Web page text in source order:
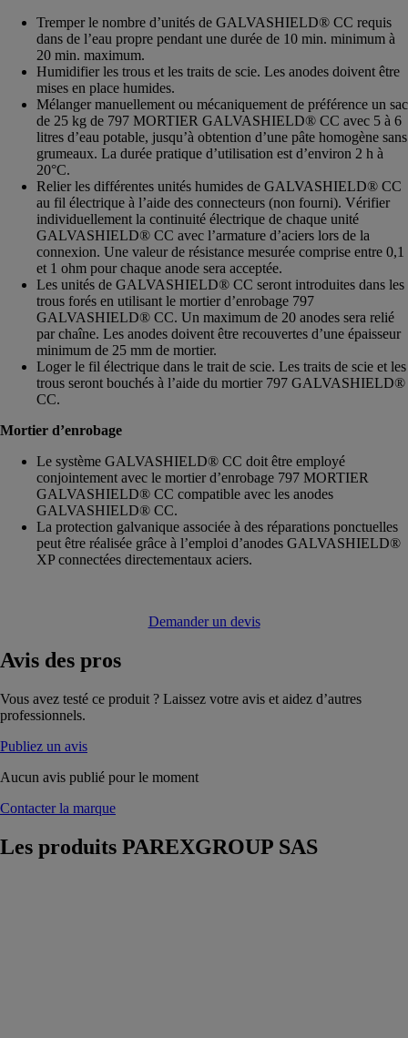
Tremper le nombre d’unités de GALVASHIELD® CC requis
dans de l’eau propre pendant une durée de 10 min. minimum à
20 min. maximum.
Humidifier les trous et les traits de scie. Les anodes doivent être
mises en place humides.
Mélanger manuellement ou mécaniquement de préférence un sac
de 25 kg de 797 MORTIER GALVASHIELD® CC avec 5 à 6
litres d’eau potable, jusqu’à obtention d’une pâte homogène sans
grumeaux. La durée pratique d’utilisation est d’environ 2 h à
20°C.
Relier les différentes unités humides de GALVASHIELD® CC
au fil électrique à l’aide des connecteurs (non fourni). Vérifier
individuellement la continuité électrique de chaque unité
GALVASHIELD® CC avec l’armature d’aciers lors de la
connexion. Une valeur de résistance mesurée comprise entre 0,1
et 1 ohm pour chaque anode sera acceptée.
Les unités de GALVASHIELD® CC seront introduites dans les
trous forés en utilisant le mortier d’enrobage 797
GALVASHIELD® CC. Un maximum de 20 anodes sera relié
par chaîne. Les anodes doivent être recouvertes d’une épaisseur
minimum de 25 mm de mortier.
Loger le fil électrique dans le trait de scie. Les traits de scie et les
trous seront bouchés à l’aide du mortier 797 GALVASHIELD®
CC.
Mortier d’enrobage
Le système GALVASHIELD® CC doit être employé
conjointement avec le mortier d’enrobage 797 MORTIER
GALVASHIELD® CC compatible avec les anodes
GALVASHIELD® CC.
La protection galvanique associée à des réparations ponctuelles
peut être réalisée grâce à l’emploi d’anodes GALVASHIELD®
XP connectées directementaux aciers.
Demander un devis
Avis des pros
Vous avez testé ce produit ? Laissez votre avis et aidez d’autres
professionnels.
Publiez un avis
Aucun avis publié pour le moment
Contacter la marque
Les produits PAREXGROUP SAS